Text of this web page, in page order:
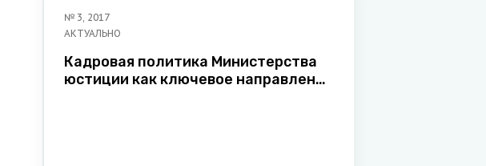
№ 3, 2017
АКТУАЛЬНО
Кадровая политика Министерства
юстиции как ключевое направление